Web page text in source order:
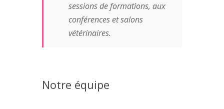
sessions de formations, aux
conférences et salons
vétérinaires.
Notre équipe